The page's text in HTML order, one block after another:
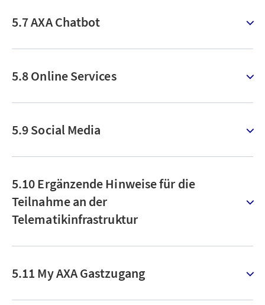
5.7 AXA Chatbot
5.8 Online Services
5.9 Social Media
5.10 Ergänzende Hinweise für die
Teilnahme an der
Telematikinfrastruktur
5.11 My AXA Gastzugang